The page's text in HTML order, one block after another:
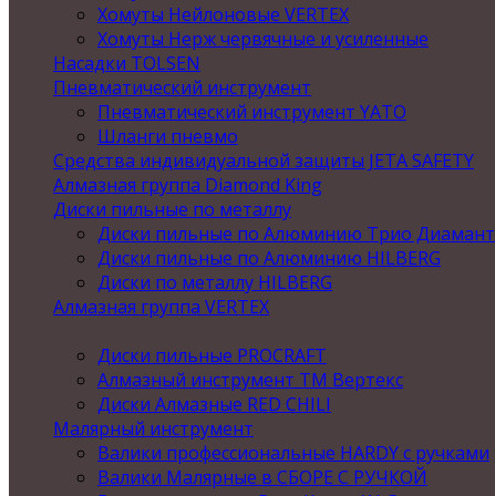
Хомуты Нейлоновые VERTEX
Хомуты Нерж червячные и усиленные
Насадки TOLSEN
Пневматический инструмент
Пневматический инструмент YATO
Шланги пневмо
Средства индивидуальной защиты JETA SAFETY
Алмазная группа Diamond King
Диски пильные по металлу
Диски пильные по Алюминию Трио Диамант
Диски пильные по Алюминию HILBERG
Диски по металлу HILBERG
Алмазная группа VERTEX
Диски пильные PROCRAFT
Алмазный инструмент ТМ Вертекс
Диски Алмазные RED CHILI
Малярный инструмент
Валики профессиональные HARDY с ручками
Валики Малярные в СБОРЕ С РУЧКОЙ